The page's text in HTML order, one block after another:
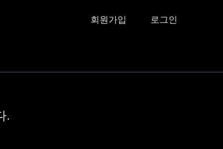
회원가입 로그인
.